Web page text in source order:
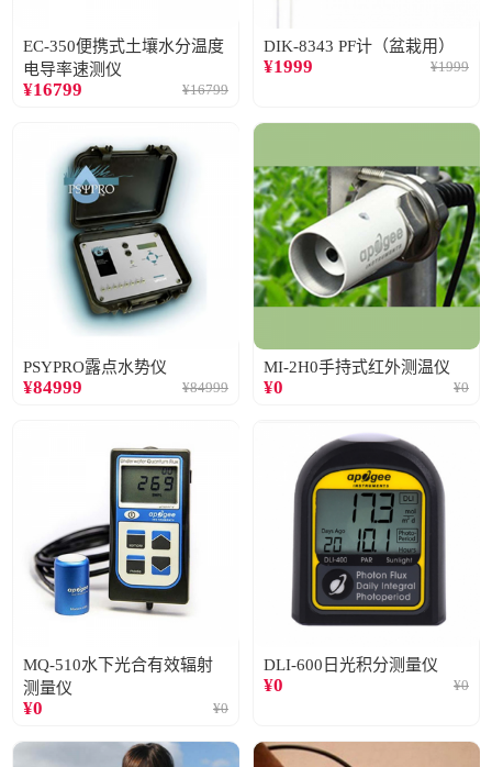
EC-350便携式土壤水分温度
电导率速测仪
¥16799 ¥16799
DIK-8343 PF计（盆栽用）
¥1999 ¥1999
PSYPRO露点水势仪
¥84999 ¥84999
MI-2H0手持式红外测温仪
¥0 ¥0
MQ-510水下光合有效辐射
测量仪
¥0 ¥0
DLI-600日光积分测量仪
¥0 ¥0